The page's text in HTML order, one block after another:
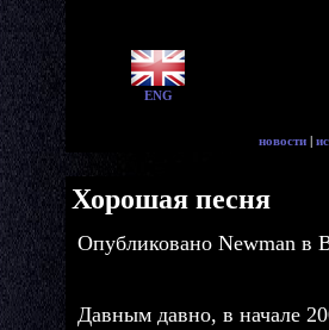
ENG
новости |
Хорошая песня
Опубликовано Newman в
Давным давно, в начале